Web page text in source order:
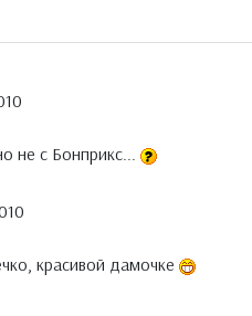
не с Бонприкс...
красивой дамочке